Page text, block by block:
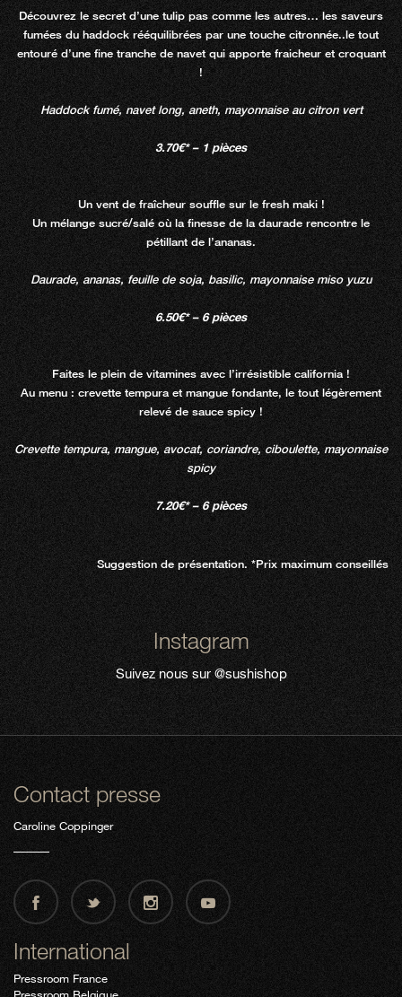
Découvrez le secret d’une tulip pas comme les autres… les saveurs
fumées du haddock rééquilibrées par une touche citronnée..le tout
entouré d’une fine tranche de navet qui apporte fraicheur et croquant
!
Haddock fumé, navet long, aneth, mayonnaise au citron vert
3.70€* – 1 pièces
Un vent de fraîcheur souffle sur le fresh maki !
Un mélange sucré/salé où la finesse de la daurade rencontre le
pétillant de l’ananas.
Daurade, ananas, feuille de soja, basilic, mayonnaise miso yuzu
6.50€* – 6 pièces
Faites le plein de vitamines avec l’irrésistible california !
Au menu : crevette tempura et mangue fondante, le tout légèrement
relevé de sauce spicy !
Crevette tempura, mangue, avocat, coriandre, ciboulette, mayonnaise
spicy
7.20€* – 6 pièces
Suggestion de présentation. *Prix maximum conseillés
Instagram
Suivez nous sur@sushishop
Contact presse
Caroline Coppinger
International
Pressroom France
Pressroom Belgique